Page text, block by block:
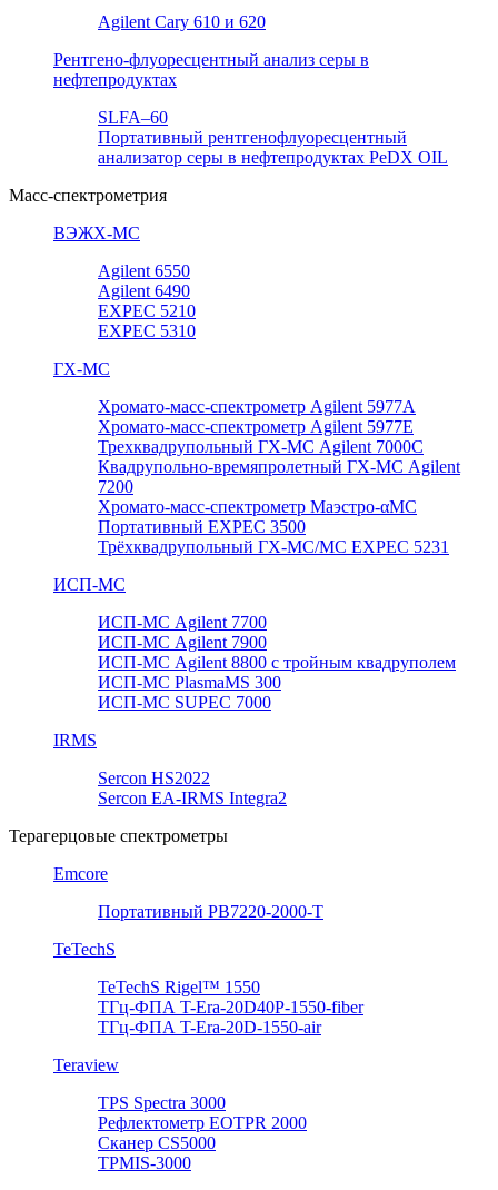
Agilent Cary 610 и 620
Рентгено-флуоресцентный анализ серы в
нефтепродуктах
SLFA–60
Портативный рентгенофлуоресцентный
анализатор серы в нефтепродуктах PeDX OIL
Масс-спектрометрия
ВЭЖХ-МС
Agilent 6550
Agilent 6490
EXPEC 5210
EXPEC 5310
ГХ-МС
Хромато-масс-спектрометр Agilent 5977А
Хромато-масс-спектрометр Agilent 5977E
Трехквадрупольный ГХ-МС Agilent 7000C
Квадрупольно-времяпролетный ГХ-МС Agilent
7200
Хромато-масс-спектрометр Маэстро-αМС
Портативный EXPEC 3500
Трёхквадрупольный ГХ-МС/МС EXPEC 5231
ИСП-МС
ИСП-МС Agilent 7700
ИСП-МС Agilent 7900
ИСП-МС Agilent 8800 с тройным квадруполем
ИСП-МС PlasmaMS 300
ИСП-МС SUPEC 7000
IRMS
Sercon HS2022
Sercon EA-IRMS Integra2
Терагерцовые спектрометры
Emcore
Портативный PB7220-2000-T
TeTechS
TeTechS Rigel™ 1550
ТГц-ФПА T-Era-20D40P-1550-fiber
ТГц-ФПА T-Era-20D-1550-air
Teraview
TPS Spectra 3000
Рефлектометр EOTPR 2000
Сканер CS5000
TPMIS-3000